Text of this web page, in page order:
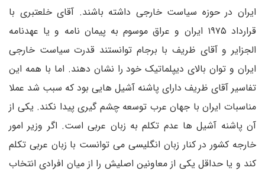
ایران در حوزه سیاست خارجی داشته باشند. آقای خلعتبری با
قرارداد ۱۹۷۵ ایران و عراق موسوم به پیمان نامه و یا عهدنامه
الجزایر و آقای ظریف با برجام توانستند قدرت سیاست خارجی
ایران و توان بالای دیپلماتیک خود را نشان دهند. اما با همه این
تفاسیر آقای ظریف دارای پاشنه آشیل هایی بود که سبب شد عملا
مناسبات ایران با جهان عرب توسعه چشم گیری پیدا نکند. یکی از
آن پاشنه آشیل ها عدم تکلم به زبان عربی است. اگر وزیر امور
خارجه کشور در کنار زبان انگلیسی می توانست با زبان عربی تکلم
کند و یا حداقل یکی از معاونین اصلیش را از میان افرادی انتخاب